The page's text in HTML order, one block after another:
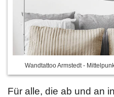
Wandtattoo Armstedt -
Für alle, die ab und an